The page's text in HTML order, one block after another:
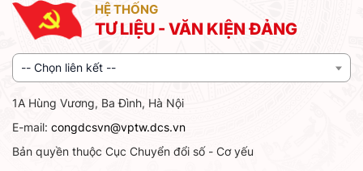
HỆ THỐNG
TƯ LIỆU - VĂN KIỆN ĐẢNG
-- Chọn liên kết --
1A Hùng Vương, Ba Đình, Hà Nội
E-mail: congdcsvn@vptw.dcs.vn
Bản quyền thuộc Cục Chuyển đổi số - Cơ yếu